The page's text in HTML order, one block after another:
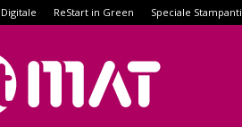
ReStart in Green Speciale Stampanti